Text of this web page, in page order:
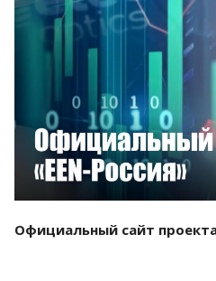
Смотреть
Официальный сайт проекта